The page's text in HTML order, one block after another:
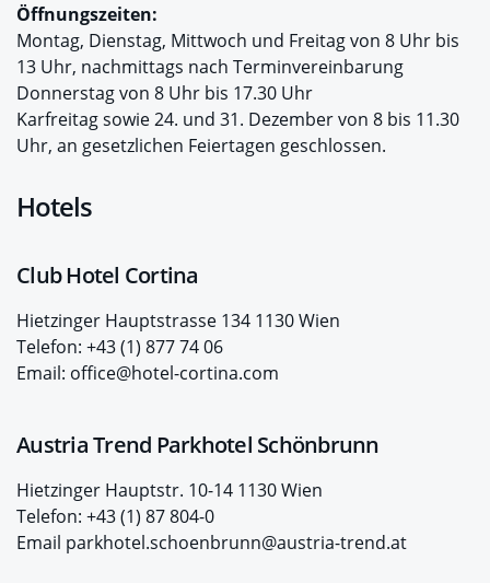
Öffnungszeiten:
Montag, Dienstag, Mittwoch und Freitag von 8 Uhr bis
13 Uhr, nachmittags nach Terminvereinbarung
Donnerstag von 8 Uhr bis 17.30 Uhr
Karfreitag sowie 24. und 31. Dezember von 8 bis 11.30
Uhr, an gesetzlichen Feiertagen geschlossen.
Hotels
Club Hotel Cortina
Hietzinger Hauptstrasse 134 1130 Wien
Telefon: +43 (1) 877 74 06
Email: office@hotel-cortina.com
Austria Trend Parkhotel Schönbrunn
Hietzinger Hauptstr. 10-14 1130 Wien
Telefon: +43 (1) 87 804-0
Email parkhotel.schoenbrunn@austria-trend.at